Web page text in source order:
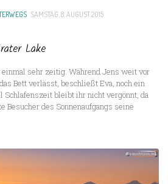
SAMSTAG, 8. AUGUST 2015
Lake
sehr zeitig. Während Jens weit vor
Bett verlässt, beschließt Eva, noch ein
bleibt ihr nicht vergönnt, da
Besucher des Sonnenaufgangs seine